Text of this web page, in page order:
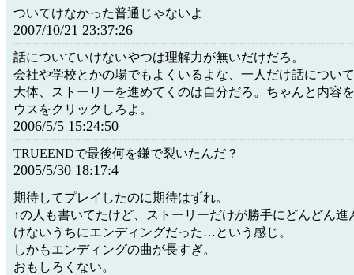
ついてけなかった普通じゃないよ
2007/10/21 23:37:26
話についていけないやつは理解力が無いだけだろ。
会社や学校とかの場でもよくいるよな、一人だけ話につい
大体、ストーリーを進めてくのは自分だろ。ちゃんと内容
ウスをクリックしろよ。
2006/5/5 15:24:50
TRUEENDで最後何を鎌で裂いたんだ？
2005/5/30 18:17:4
期待してプレイしたのに期待はずれ。
↑の人も書いてたけど、ストーリーだけが勝手にどんどん進
けないうちにエンディングだった…という感じ。
しかもエンディングの曲が長すぎ。
おもしろくない。